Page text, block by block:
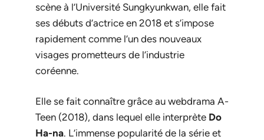
scène à l’Université Sungkyunkwan, elle fait
ses débuts d’actrice en 2018 et s’impose
rapidement comme l’un des nouveaux
visages prometteurs de l’industrie
coréenne.
Elle se fait connaître grâce au webdrama A-
Teen (2018), dans lequel elle interprète Do
Ha-na. L’immense popularité de la série et